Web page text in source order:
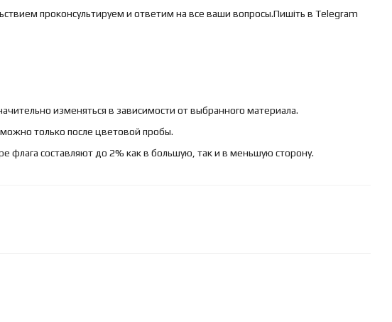
проконсультируем и ответим на все ваши вопросы.Пишіть в Telegram
изменяться в зависимости от выбранного материала.
только после цветовой пробы.
флага составляют до 2% как в большую, так и в меньшую сторону.